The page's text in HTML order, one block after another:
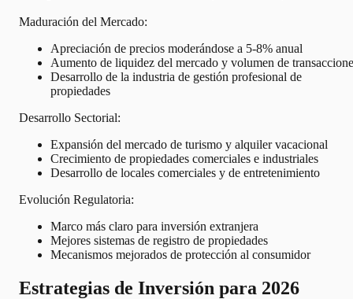
Maduración del Mercado:
Apreciación de precios moderándose a 5-8% anual
Aumento de liquidez del mercado y volumen de
Desarrollo de la industria de gestión profesional de
propiedades
Desarrollo Sectorial:
Expansión del mercado de turismo y alquiler vacacional
Crecimiento de propiedades comerciales e industriales
Desarrollo de locales comerciales y de entretenimiento
Evolución Regulatoria:
Marco más claro para inversión extranjera
Mejores sistemas de registro de propiedades
Mecanismos mejorados de protección al consumidor
Estrategias de Inversión para 2026